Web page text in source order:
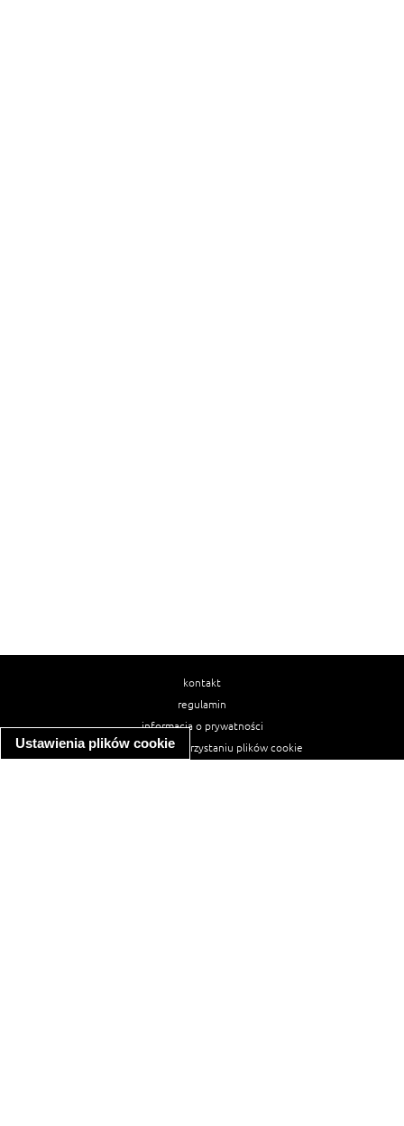
Ustawienia plików cookie
kontakt
regulamin
informacja o prywatności
informacja o wykorzystaniu plików cookie